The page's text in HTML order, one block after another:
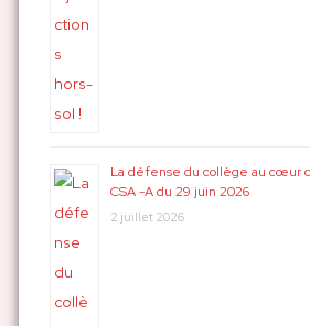
La défense du collège au cœur
CSA -A du 29 juin 2026
2 juillet 2026